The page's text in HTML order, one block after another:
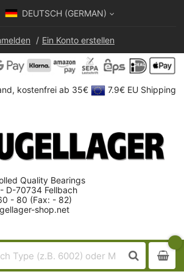
DEUTSCH (GERMAN)
Ein Konto erstellen
kostenfrei ab 35€ 7.9€ EU Shipping
Quality Bearings
D-70734 Fellbach
- 80 (Fax: - 82)
shop.net